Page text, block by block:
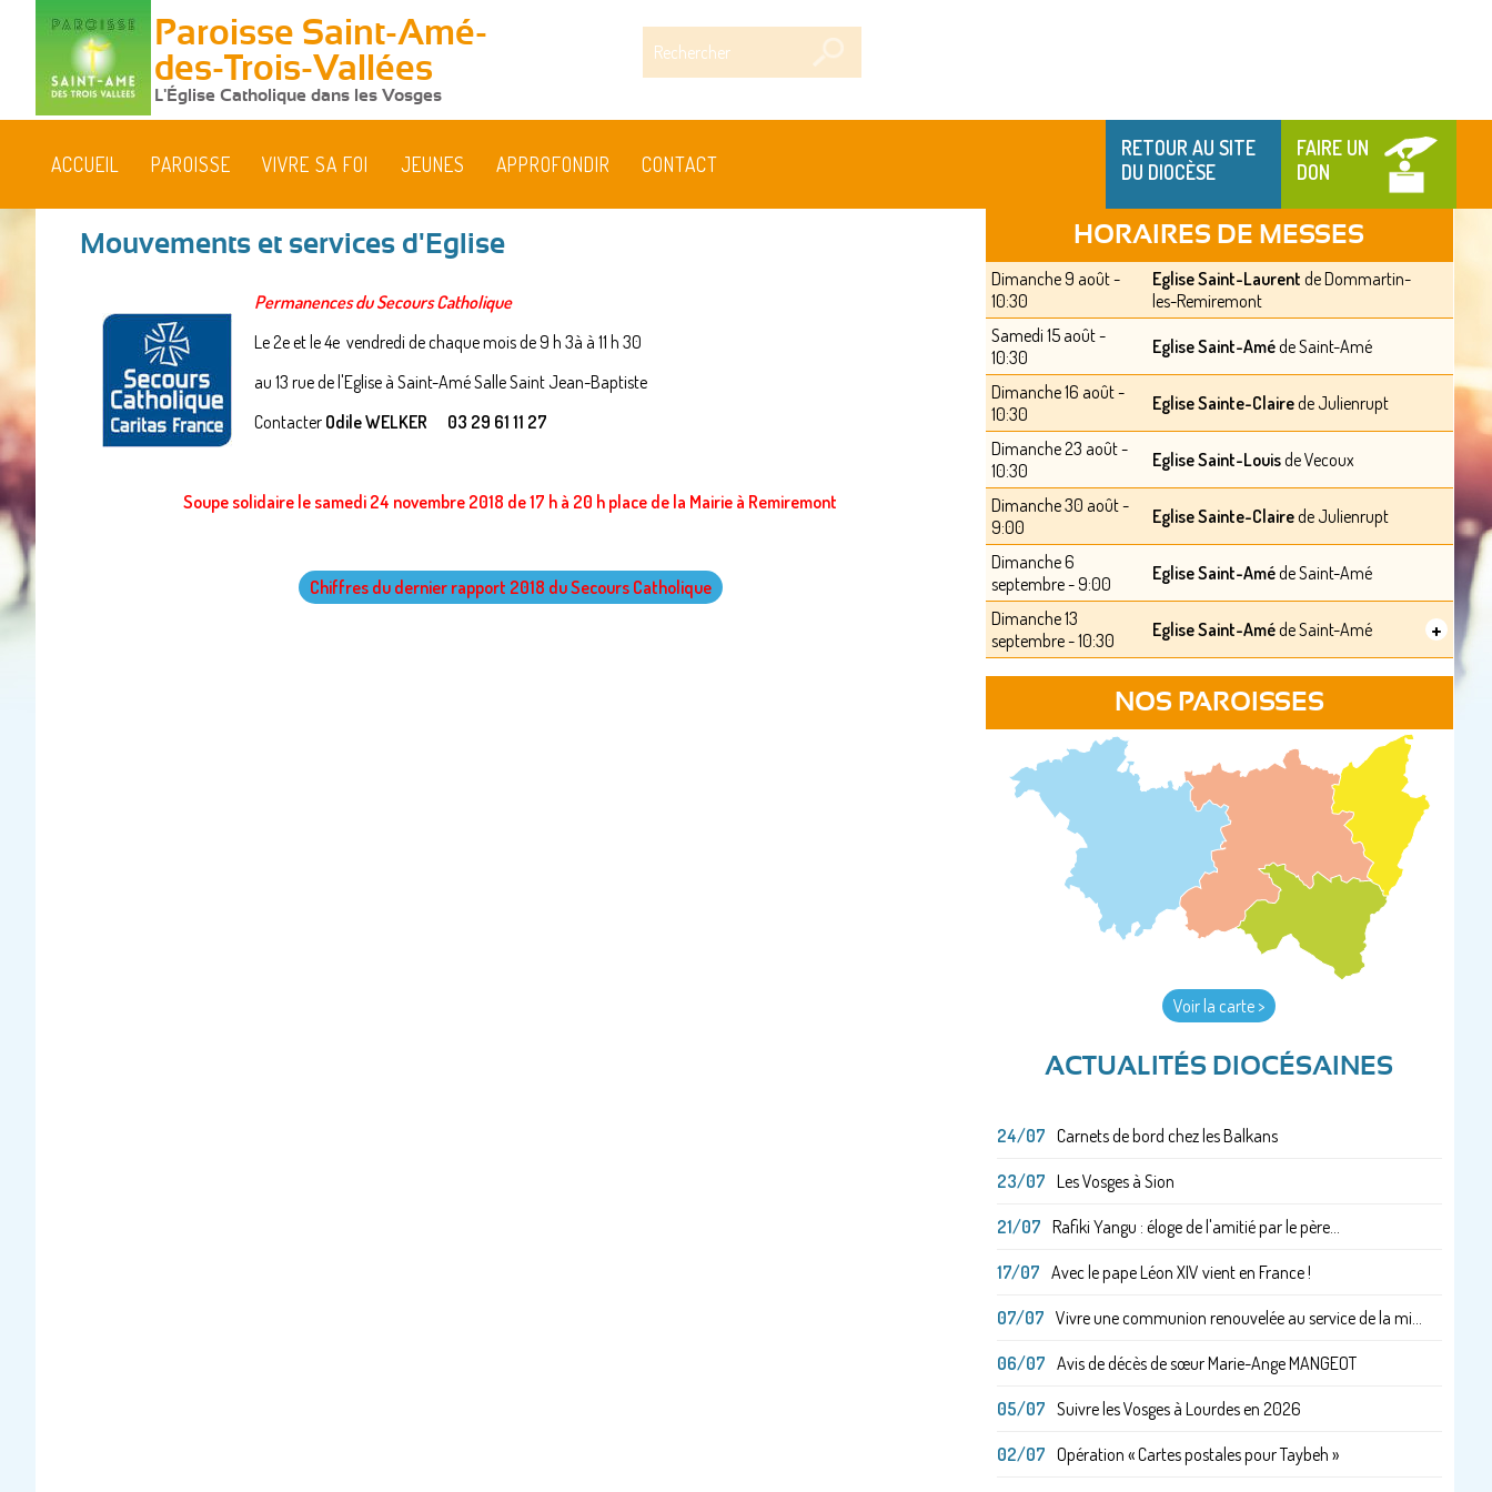
Paroisse Saint-Amé-
des-Trois-Vallées
L'Église Catholique dans les Vosges
RETOUR AU SITE
DU DIOCÈSE
FAIRE UN
DON
ACCUEIL PAROISSE VIVRE SA FOI JEUNES APPROFONDIR CONTACT
Mouvements et services d'Eglise
Permanences du Secours Catholique
Le 2e et le 4e vendredi de chaque mois de 9 h 3à à 11 h 30
au 13 rue de l'Eglise à Saint-Amé Salle Saint Jean-Baptiste
Contacter Odile WELKER 03 29 61 11 27
Soupe solidaire le samedi 24 novembre 2018 de 17 h à 20 h place de la Mairie à Remiremont
Chiffres du dernier rapport 2018 du Secours Catholique
HORAIRES DE MESSES
Dimanche 9 août -
10:30
Eglise Saint-Laurent de Dommartin-
les-Remiremont
Samedi 15 août -
10:30
Eglise Saint-Améde Saint-Amé
Dimanche 16 août -
10:30
Eglise Sainte-Clairede Julienrupt
Dimanche 23 août -
10:30
Eglise Saint-Louisde Vecoux
Dimanche 30 août -
9:00
Eglise Sainte-Clairede Julienrupt
Dimanche 6
septembre - 9:00
Eglise Saint-Améde Saint-Amé
Dimanche 13
septembre - 10:30
Eglise Saint-Améde Saint-Amé +
NOS PAROISSES
Voir la carte >
ACTUALITÉS DIOCÉSAINES
24/07 Carnets de bord chez les Balkans
23/07 Les Vosges à Sion
21/07 Rafiki Yangu : éloge de l'amitié par le père...
17/07 Avec le pape Léon XIV vient en France !
07/07 Vivre une communion renouvelée au service de la mi...
06/07 Avis de décès de sœur Marie-Ange MANGEOT
05/07 Suivre les Vosges à Lourdes en 2026
02/07 Opération « Cartes postales pour Taybeh »